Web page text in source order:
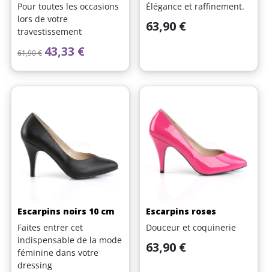
Pour toutes les occasions
lors de votre
travestissement
Prix de base
61,90 € Prix
43,33 €
Élégance et raffinement.
Prix
63,90 €
Escarpins noirs 10 cm
Faites entrer cet
indispensable de la mode
féminine dans votre
dressing
Escarpins roses
Douceur et coquinerie
Prix
63,90 €